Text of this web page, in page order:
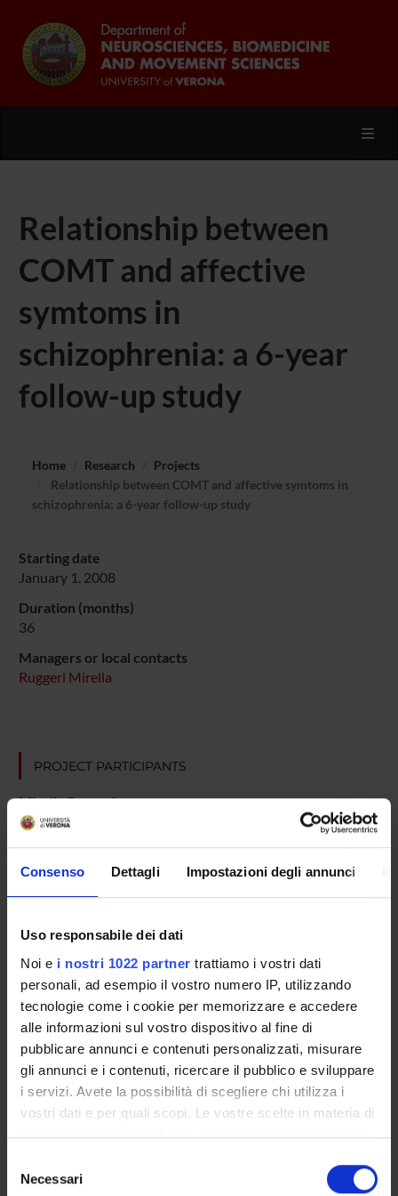
Consenso Dettagli Impostazioni degli annunci
Uso responsabile dei dati
Noi e i nostri 1022 partner trattiamo i vostri dati
personali, ad esempio il vostro numero IP, utilizzando
tecnologie come i cookie per memorizzare e accedere
alle informazioni sul vostro dispositivo al fine di
pubblicare annunci e contenuti personalizzati, misurare
gli annunci e i contenuti, ricercare il pubblico e sviluppare
i servizi. Avete la possibilità di scegliere chi utilizza i
vostri dati e per quali scopi. Le vostre scelte in materia di
privacy sono applicabili solo su questa proprietà digitale
modificare o revocare il proprio consenso in qualsiasi
delNecessari
Relationship between
COMT and affective
symtoms in
schizophrenia: a 6-year
follow-up study
Home Research
Projects
Relationship between COMT and affective symtoms in
schizophrenia: a 6-year follow-up study
Starting date
January 1, 2008
Duration (months)
36
Managers or local contacts
Ruggeri Mirella
PROJECT PARTICIPANTS
Mirella Ruggeri
RESEARCH AREAS INVOLVED IN THE PROJECT
SECTIONS
Section of Psychiatry and Clinical Psychology
ACTIVITIES